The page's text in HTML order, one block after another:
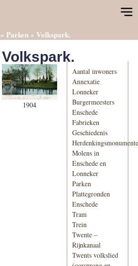
» Parken» Volkspark.
Volkspark.
1904
Aantal inwoners
Annexatie
Lonneker
Burgermeesters
Enschede
Fabrieken
Geschiedenis
Molens in
Enschede en
Lonneker
Parken
Plattegronden
Enschede
Tram
Trein
Twente –
Rijnkanaal
Twents volkslied